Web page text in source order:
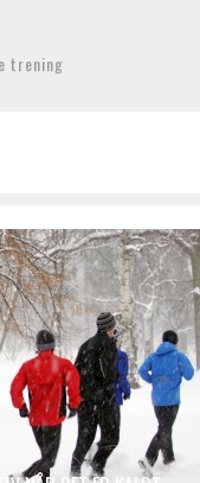
trening